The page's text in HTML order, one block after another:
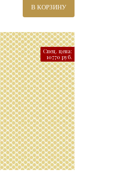
В КОРЗИНУ
Спец. цена:
10770 руб.